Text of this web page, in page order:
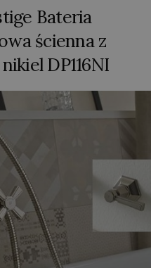
Bateria
ścienna z
DP116NI